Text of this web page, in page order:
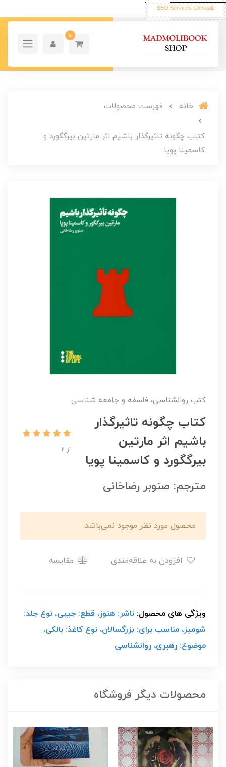
SEO Services Glendale
0
خانه فهرست محصولات
کتاب چگونه تاثیرگذار باشیم اثر مارتین بیرگگورد و
کاسمینا پویا
کتب روانشناسی، فلسفه و جامعه شناسی
کتاب چگونه تاثیرگذار
باشیم اثر مارتین
بیرگگورد و کاسمینا پویا
از 2
مترجم: صنوبر رضاخانی
محصول مورد نظر موجود نمی‌باشد.
مقایسه
ویژگی های محصول: ناشر: هنوز، قطع: جیبی، نوع جلد:
شومیز، مناسب برای: بزرگسالان، نوع کاغذ: بالکی،
موضوع: رهبری، روانشناسی
محصولات دیگر فروشگاه